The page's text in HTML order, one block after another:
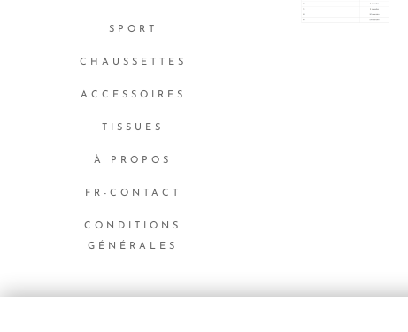
SPORT
CHAUSSETTES
ACCESSOIRES
TISSUES
À PROPOS
FR-CONTACT
CONDITIONS
GÉNÉRALES